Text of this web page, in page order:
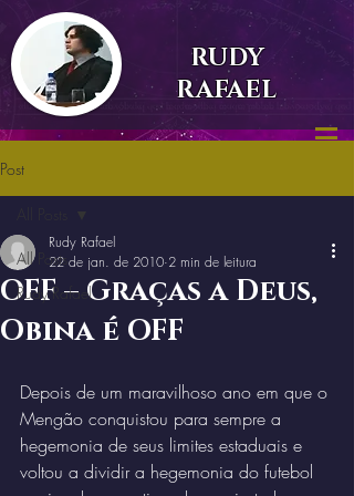
RUDY
RAFAEL
Post
All Posts
Rudy Rafael
OFF – Graças a Deus,
Obina é OFF
Rudy Rafael
22 de jan. de 2010 2 min de leitura
Depois de um maravilhoso ano em que o
Mengão conquistou para sempre a
hegemonia de seus limites estaduais e
voltou a dividir a hegemonia do futebol